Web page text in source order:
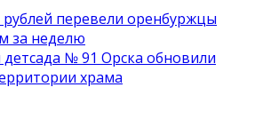
перевели оренбуржцы
за неделю
№ 91 Орска обновили
храма